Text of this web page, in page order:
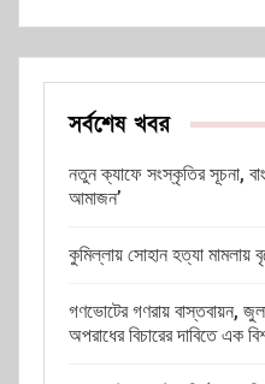
সর্বশেষ খবর
নতুন ক্যাফে সংস্কৃতির সূচনা,
আমাজন’
কুমিল্লায় সোহান হত্যা মামলায়
গণভোটের গণরায় বাস্তবায়ন,
অপরাধের বিচারের দাবিতে এক